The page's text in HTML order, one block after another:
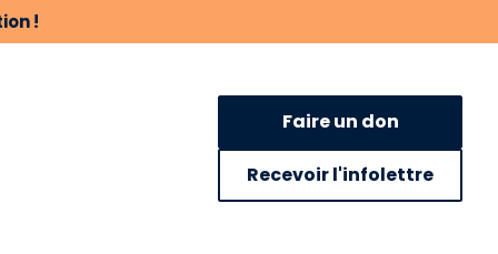
!
Faire un don
Recevoir l'infolettre